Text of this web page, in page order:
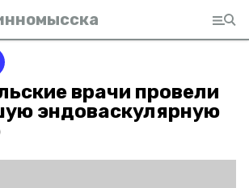
врачи провели
эндоваскулярную